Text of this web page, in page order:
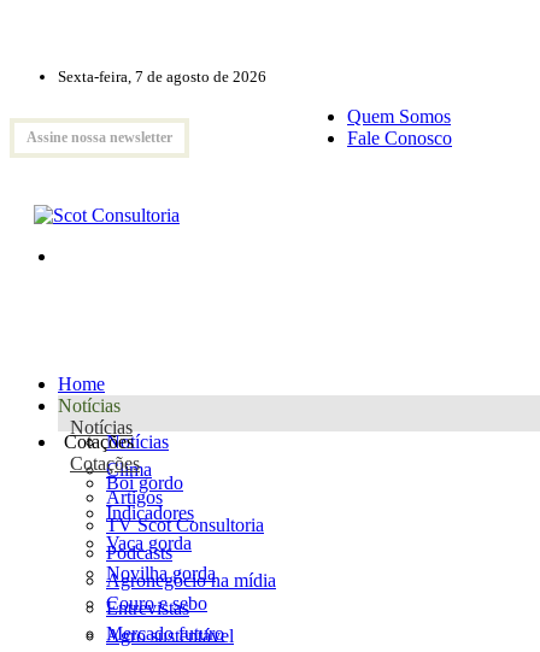
Sexta-feira, 7 de agosto de 2026
Assine nossa newsletter
Quem Somos
Fale Conosco
Home
Notícias
Notícias
Notícias
Clima
Artigos
TV Scot Consultoria
Podcasts
Agronegócio na mídia
Entrevistas
Agro sustentável
Cotações
Cotações
Boi gordo
Indicadores
Vaca gorda
Novilha gorda
Couro e sebo
Mercado futuro